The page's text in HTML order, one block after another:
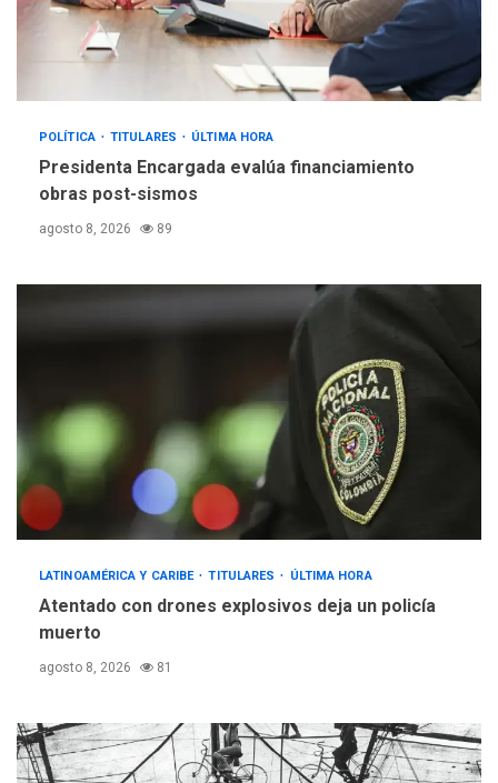
POLÍTICA TITULARES ÚLTIMA HORA
Presidenta Encargada evalúa financiamiento
obras post-sismos
agosto 8, 2026 89
LATINOAMÉRICA Y CARIBE TITULARES ÚLTIMA HORA
Atentado con drones explosivos deja un policía
muerto
agosto 8, 2026 81